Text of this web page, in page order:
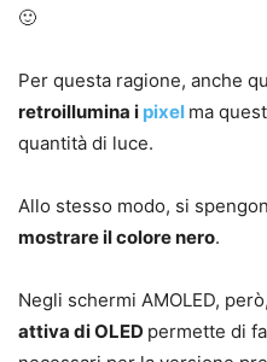
🙂
Per questa ragione, anche
retroillumina i pixel ma
quantità di luce.
Allo stesso modo, si
mostrare il colore nero.
Negli schermi AMOLED,
attiva di OLED permette di